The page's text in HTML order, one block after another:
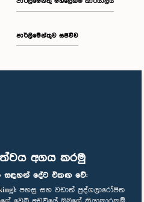
අගය කරමු
සඳහන් දේට එකඟ වේ:
පහසු සහ වඩාත් පුද්ගලාරෝපිත
පාර්ලිමේන්තුව සජීවීව